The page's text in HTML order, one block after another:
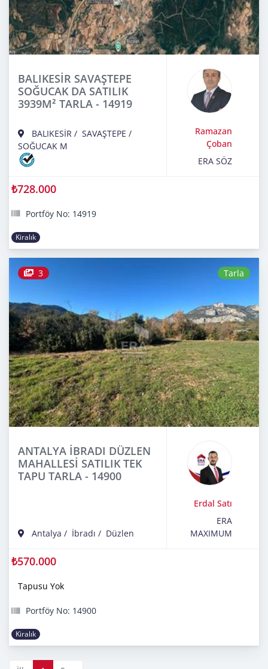
BALIKESİR SAVAŞTEPE
SOĞUCAK DA SATILIK
3939M² TARLA - 14919
BALIKESİR / SAVAŞTEPE /
SOĞUCAK M
Ramazan
Çoban
ERA SÖZ
₺728.000
Portföy No: 14919
Kiralık
3 Tarla
ANTALYA İBRADI DÜZLEN
MAHALLESİ SATILIK TEK
TAPU TARLA - 14900
Antalya / İbradı / Düzlen
Erdal Satı
ERA
MAXIMUM
₺570.000
Tapusu Yok
Portföy No: 14900
Kiralık